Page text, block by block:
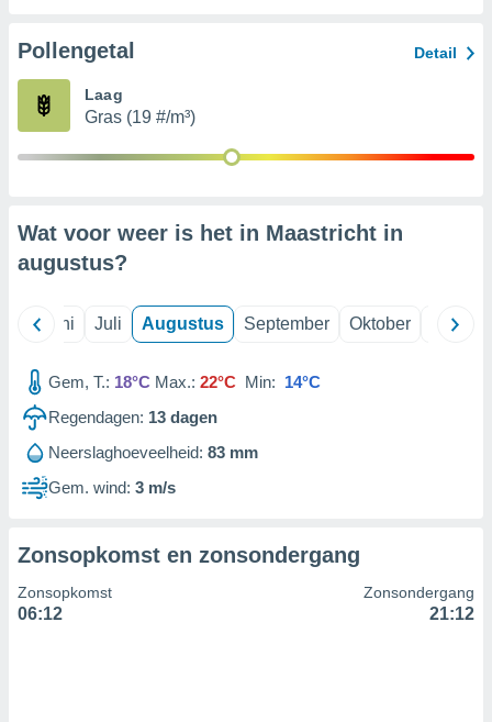
partners
Pollengetal Detail
Laag
Gras (19 #/m³)
Wat voor weer is het in Maastricht in
augustus?
Juni Juli Augustus September Oktober
Gem, T.: 18°C Max.: 22°C Min: 14°C
Regendagen: 13 dagen
Neerslaghoeveelheid: 83 mm
Gem. wind: 3 m/s
Zonsopkomst en zonsondergang
Zonsopkomst
06:12
Zonsondergang
21:12